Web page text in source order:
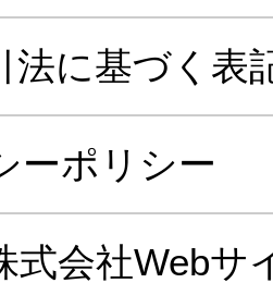
法に基づく表
ーポリシー
式会社Webサ